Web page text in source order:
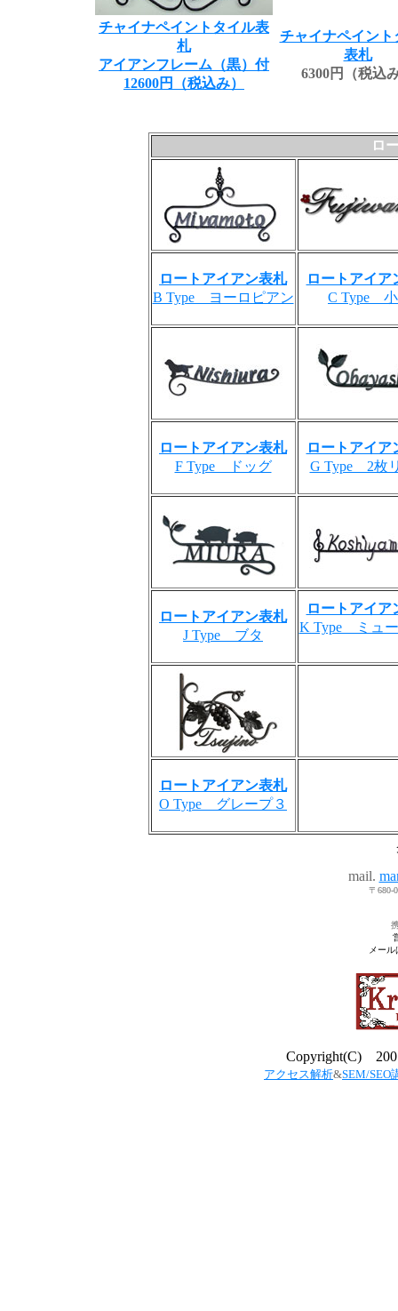
チャイナペイントタイル表
札
アイアンフレーム（黒）付
12600円（税込み）
チャイナペイント
表札
6300円（税込
ロ
ロートアイアン表札
B Type ヨーロピアン
ロートアイア
C Type
ロートアイアン表札
F Type ドッグ
ロートアイア
G Type 2枚
ロートアイアン表札
J Type ブタ
ロートアイア
K Type ミュ
ロートアイアン表札
O Type グレープ３
mail.
〒680-
メー
Copyright(C) 200
アクセス解析&SEM/SEO